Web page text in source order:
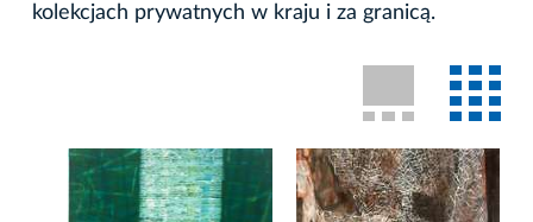
kolekcjach prywatnych w kraju i za granicą.